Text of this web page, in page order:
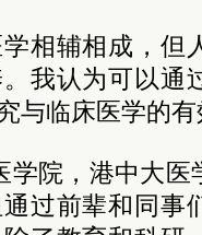
相辅相成，但
我认为可以通
与临床医学的
学院，港中大
过前辈和同事